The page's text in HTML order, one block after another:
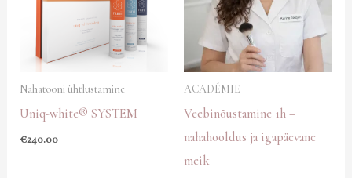
Nahatooni ühtlustamine
Uniq-white® SYSTEM
€240.00
ACADÉMIE
Veebinõustamine 1h –
nahahooldus ja igapäevane
meik